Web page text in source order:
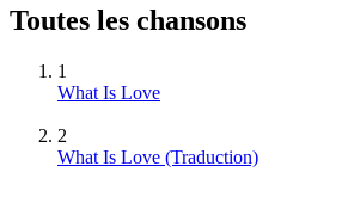
Toutes les chansons
1
What Is Love
2
What Is Love (Traduction)